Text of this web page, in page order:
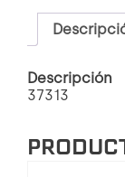
8751
MD1543
PLUS
Descripción
37313